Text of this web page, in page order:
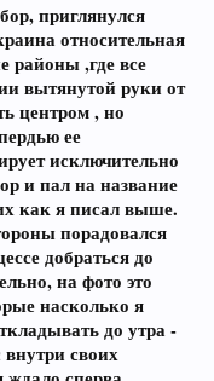
приглянулся
относительная
районы ,где все
вытянутой руки от
центром , но
ее
исключительно
и пал на название
как я писал выше.
порадовался
добраться до
на фото это
насколько я
до утра -
своих